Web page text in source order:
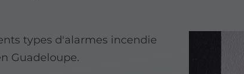
types d'alarmes incendie
Guadeloupe.